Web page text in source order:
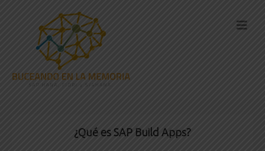
¿Qué es SAP Build Apps?